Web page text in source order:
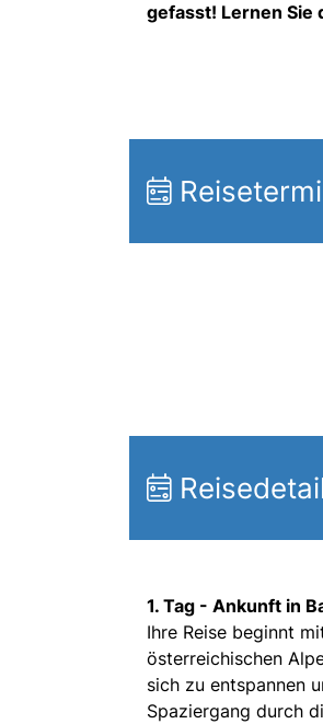
gefasst! Lernen Sie
1. Tag - Ankunft in
Ihre Reise beginnt
österreichischen
sich zu entspannen
Spaziergang durch